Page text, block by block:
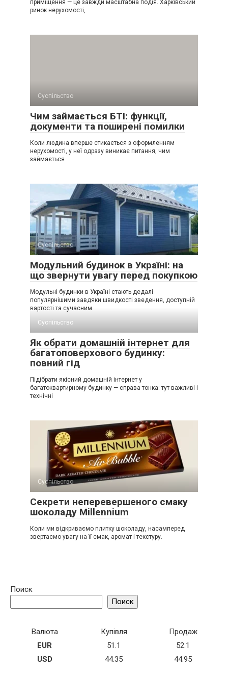
приміщення — це завжди масштабна подія. Харківський
ринок нерухомості,
Суспільство
Чим займається БТІ: функції,
документи та поширені помилки
Коли людина вперше стикається з оформленням
нерухомості, у неї одразу виникає питання, чим
займається
Суспільство
Модульний будинок в Україні: на
що звернути увагу перед покупкою
Модульні будинки в Україні стають дедалі
популярнішими завдяки швидкості зведення, доступній
вартості та сучасним
Суспільство
Як обрати домашній інтернет для
багатоповерхового будинку:
повний гід
Підібрати якісний домашній інтернет у
багатоквартирному будинку — справа тонка: тут важливі і
технічні
Суспільство
Секрети неперевершеного смаку
шоколаду Millennium
Коли ми відкриваємо плитку шоколаду, насамперед
звертаємо увагу на її смак, аромат і текстуру.
Поиск
Поиск
Валюта Купівля
Продаж
EUR
51.1
52.1
USD
44.35 44.95